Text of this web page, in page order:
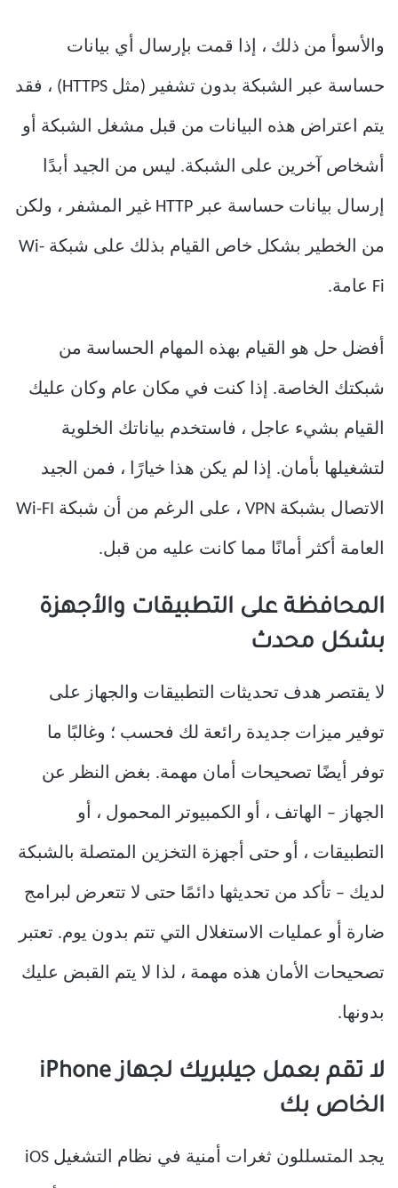
والأسوأ من ذلك ، إذا قمت بإرسال أي بيانات
حساسة عبر الشبكة بدون تشفير (مثل HTTPS) ، فقد
يتم اعتراض هذه البيانات من قبل مشغل الشبكة أو
أشخاص آخرين على الشبكة. ليس من الجيد أبدًا
إرسال بيانات حساسة عبر HTTP غير المشفر ، ولكن
من الخطير بشكل خاص القيام بذلك على شبكة Wi-
Fi عامة.
أفضل حل هو القيام بهذه المهام الحساسة من
شبكتك الخاصة. إذا كنت في مكان عام وكان عليك
القيام بشيء عاجل ، فاستخدم بياناتك الخلوية
لتشغيلها بأمان. إذا لم يكن هذا خيارًا ، فمن الجيد
الاتصال بشبكة VPN ، على الرغم من أن شبكة Wi-FI
العامة أكثر أمانًا مما كانت عليه من قبل.
المحافظة على التطبيقات والأجهزة
بشكل محدث
لا يقتصر هدف تحديثات التطبيقات والجهاز على
توفير ميزات جديدة رائعة لك فحسب ؛ وغالبًا ما
توفر أيضًا تصحيحات أمان مهمة. بغض النظر عن
الجهاز – الهاتف ، أو الكمبيوتر المحمول ، أو
التطبيقات ، أو حتى أجهزة التخزين المتصلة بالشبكة
لديك – تأكد من تحديثها دائمًا حتى لا تتعرض لبرامج
ضارة أو عمليات الاستغلال التي تتم بدون يوم. تعتبر
تصحيحات الأمان هذه مهمة ، لذا لا يتم القبض عليك
بدونها.
لا تقم بعمل جيلبريك لجهاز iPhone
الخاص بك
يجد المتسللون ثغرات أمنية في نظام التشغيل iOS